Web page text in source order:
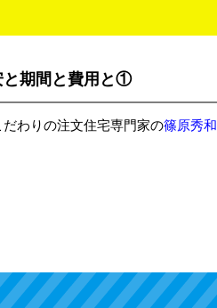
と期間と費用と①
わりの注文住宅専門家の篠原秀和